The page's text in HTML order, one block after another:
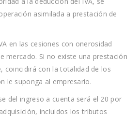
asimilada a prestación de
en las cesiones con onerosidad
mercado. Si no existe una prestación
coincidirá con la totalidad de los
le suponga al empresario.
del ingreso a cuenta será el 20 por
incluidos los tributos